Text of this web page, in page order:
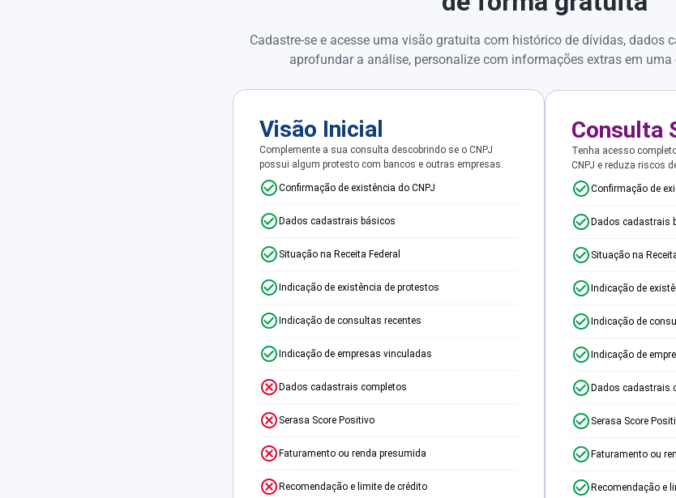
Cadastre-se e acesse uma visão gratuita com histórico de dívidas, dados
aprofundar a análise, personalize com informações extras em
Visão Inicial
Complemente a sua consulta descobrindo se o CNPJ
possui algum protesto com bancos e outras empresas.
Confirmação de existência do CNPJ
Dados cadastrais básicos
Situação na Receita Federal
Indicação de existência de protestos
Indicação de consultas recentes
Indicação de empresas vinculadas
Dados cadastrais completos
Serasa Score Positivo
Faturamento ou renda presumida
Recomendação e limite de crédito
Consulta
Tenha acesso
CNPJ e reduza riscos
Confirmação de
Dados cadastrais
Situação na
Indicação de
Indicação de
Indicação de
Dados cadastrais
Serasa Score
Faturamento ou
Recomendação e